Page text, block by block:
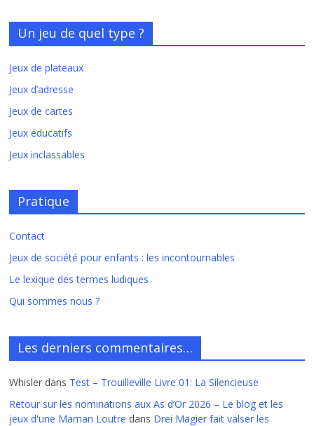
Un jeu de quel type ?
Jeux de plateaux
Jeux d’adresse
Jeux de cartes
Jeux éducatifs
Jeux inclassables
Pratique
Contact
Jeux de société pour enfants : les incontournables
Le lexique des termes ludiques
Qui sommes nous ?
Les derniers commentaires…
Whisler dans Test – Trouilleville Livre 01: La Silencieuse
Retour sur les nominations aux As d’Or 2026 – Le blog et les
jeux d'une Maman Loutre dans Drei Magier fait valser les